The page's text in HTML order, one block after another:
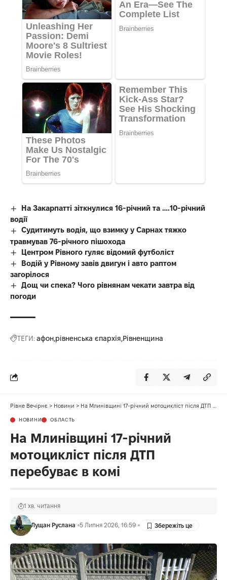
На Закарпатті зіткнулися 16-річний та ….10-річний
водії
Судитимуть водія, що взимку у Сарнах тяжко
травмував 76-річного пішохода
Центром Рівного гуляє відомий футболіст
Водій у Рівному завів двигун і авто раптом
загорілося
Дощ чи спека? Чого рівнянам чекати завтра від
погоди
ТЕГИ: афон рівненська єпархія Рівненщина
Рівне Вечірнє > Новини > На Млинівщині 17-річний мотоцикліст після ДТП перебуває в комі
НОВИНИ ОБЛАСТЬ
На Млинівщині 17-річний
мотоцикліст після ДТП
перебуває в комі
Лущан Руслана 5 Липня 2026, 16:59
1 хв. читання